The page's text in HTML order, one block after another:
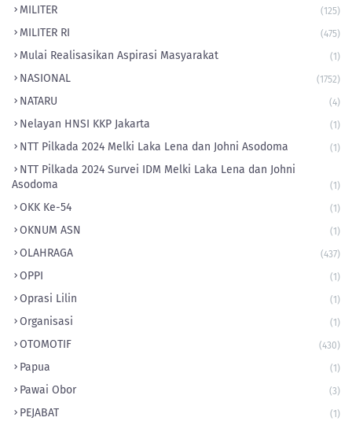
MILITER (125)
MILITER RI (475)
Mulai Realisasikan Aspirasi Masyarakat (1)
NASIONAL (1752)
NATARU (4)
Nelayan HNSI KKP Jakarta (1)
NTT Pilkada 2024 Melki Laka Lena dan Johni Asodoma (1)
NTT Pilkada 2024 Survei IDM Melki Laka Lena dan Johni
Asodoma
(1)
OKK Ke-54 (1)
OKNUM ASN (1)
OLAHRAGA (437)
OPPI (1)
Oprasi Lilin (1)
Organisasi (1)
OTOMOTIF (430)
Papua (1)
Pawai Obor (3)
PEJABAT (1)